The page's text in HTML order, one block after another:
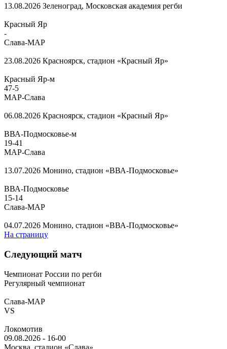
13.08.2026 Зеленоград, Московская академия регби
Красный Яр
-
Слава-МАР
23.08.2026 Красноярск, стадион «Красный Яр»
Красный Яр-м
47-5
МАР-Слава
06.08.2026 Красноярск, стадион «Красный Яр»
ВВА-Подмосковье-м
19-41
МАР-Слава
13.07.2026 Монино, стадион «ВВА-Подмосковье»
ВВА-Подмосковье
15-14
Слава-МАР
04.07.2026 Монино, стадион «ВВА-Подмосковье»
На страницу
Следующий матч
Чемпионат России по регби
Регулярный чемпионат
Слава-МАР
VS
Локомотив
09.08.2026 - 16-00
Москва, стадион «Слава»